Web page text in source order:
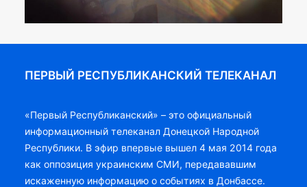
ПЕРВЫЙ РЕСПУБЛИКАНСКИЙ ТЕЛЕКАНАЛ
«Первый Республиканский» – это официальный
информационный телеканал Донецкой Народной
Республики. В эфир впервые вышел 4 мая 2014 года
как оппозиция украинским СМИ, передававшим
искаженную информацию о событиях в Донбассе.